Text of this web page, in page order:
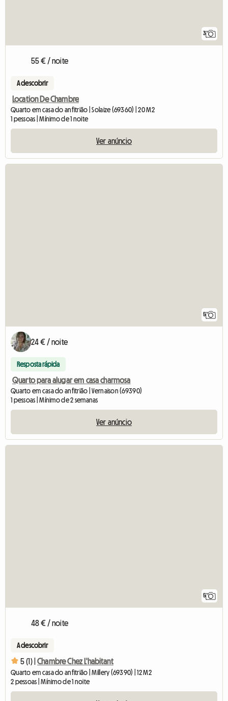
3
55 € / noite
A descobrir
Location De Chambre
Quarto em casa do anfitrião | Solaize (69360) | 20 M2
1 pessoas | Mínimo de 1 noite
Ver anúncio
5
24 € / noite
Resposta rápida
Quarto para alugar em casa charmosa
Quarto em casa do anfitrião | Vernaison (69390)
1 pessoas | Mínimo de 2 semanas
Ver anúncio
5
48 € / noite
A descobrir
5 (1) | Chambre Chez L'habitant
Quarto em casa do anfitrião | Millery (69390) | 12 M2
2 pessoas | Mínimo de 1 noite